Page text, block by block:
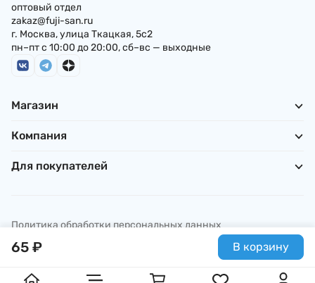
65 ₽ В корзину
оптовый отдел
zakaz@fuji-san.ru
г. Москва, улица Ткацкая, 5с2
пн–пт с 10:00 до 20:00, сб–вс — выходные
Магазин
Компания
Для покупателей
Политика обработки персональных данных